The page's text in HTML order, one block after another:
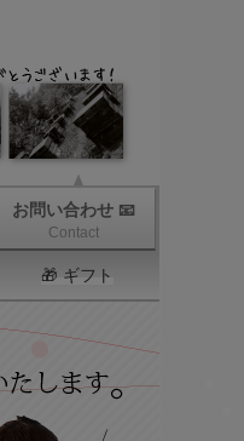
お問い合わせ 📧
Contact